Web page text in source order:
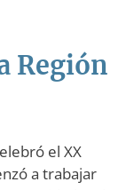
Región
el XX
a trabajar